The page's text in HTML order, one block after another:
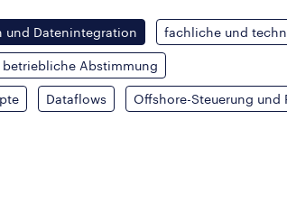
und Datenintegration fachliche und
Abstimmung
Dataflows Offshore-Steuerung und